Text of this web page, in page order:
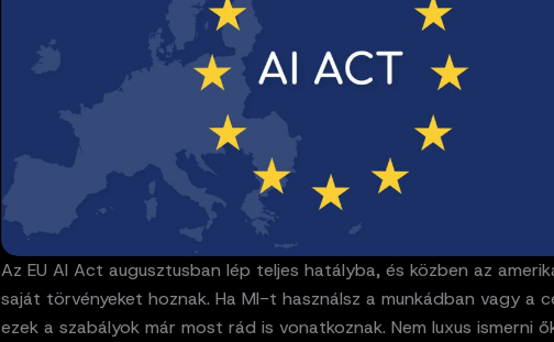
Az EU AI Act augusztusban lép teljes hatályba, és közben az
saját törvényeket hoznak. Ha MI-t használsz a munkádban vagy a
ezek a szabályok már most rád is vonatkoznak. Nem luxus ismerni